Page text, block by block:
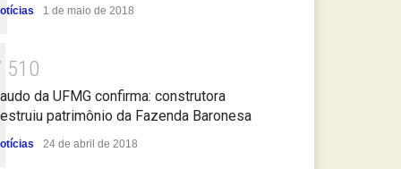
1 de maio de 2018
51 0
da UFMG confirma: construtora
patrimônio da Fazenda Baronesa
24 de abril de 2018